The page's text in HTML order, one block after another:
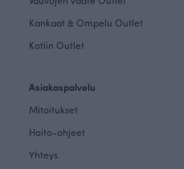
Kankaat & Ompelu Outlet
Kotiin Outlet
Asiakaspalvelu
Mitoitukset
Hoito-ohjeet
Yhteys